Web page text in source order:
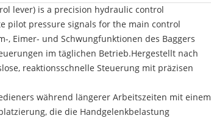
lever) is a precision hydraulic control
pilot pressure signals for the main control
, Eimer- und Schwungfunktionen des Baggers
im täglichen Betrieb.Hergestellt nach
reaktionsschnelle Steuerung mit präzisen
während längerer Arbeitszeiten mit einem
die die Handgelenkbelastung